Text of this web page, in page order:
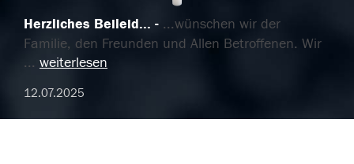
Herzliches Beileid...
...wünschen wir der
Familie, den Freunden und Allen Betroffenen. Wir
... weiterlesen
12.07.2025